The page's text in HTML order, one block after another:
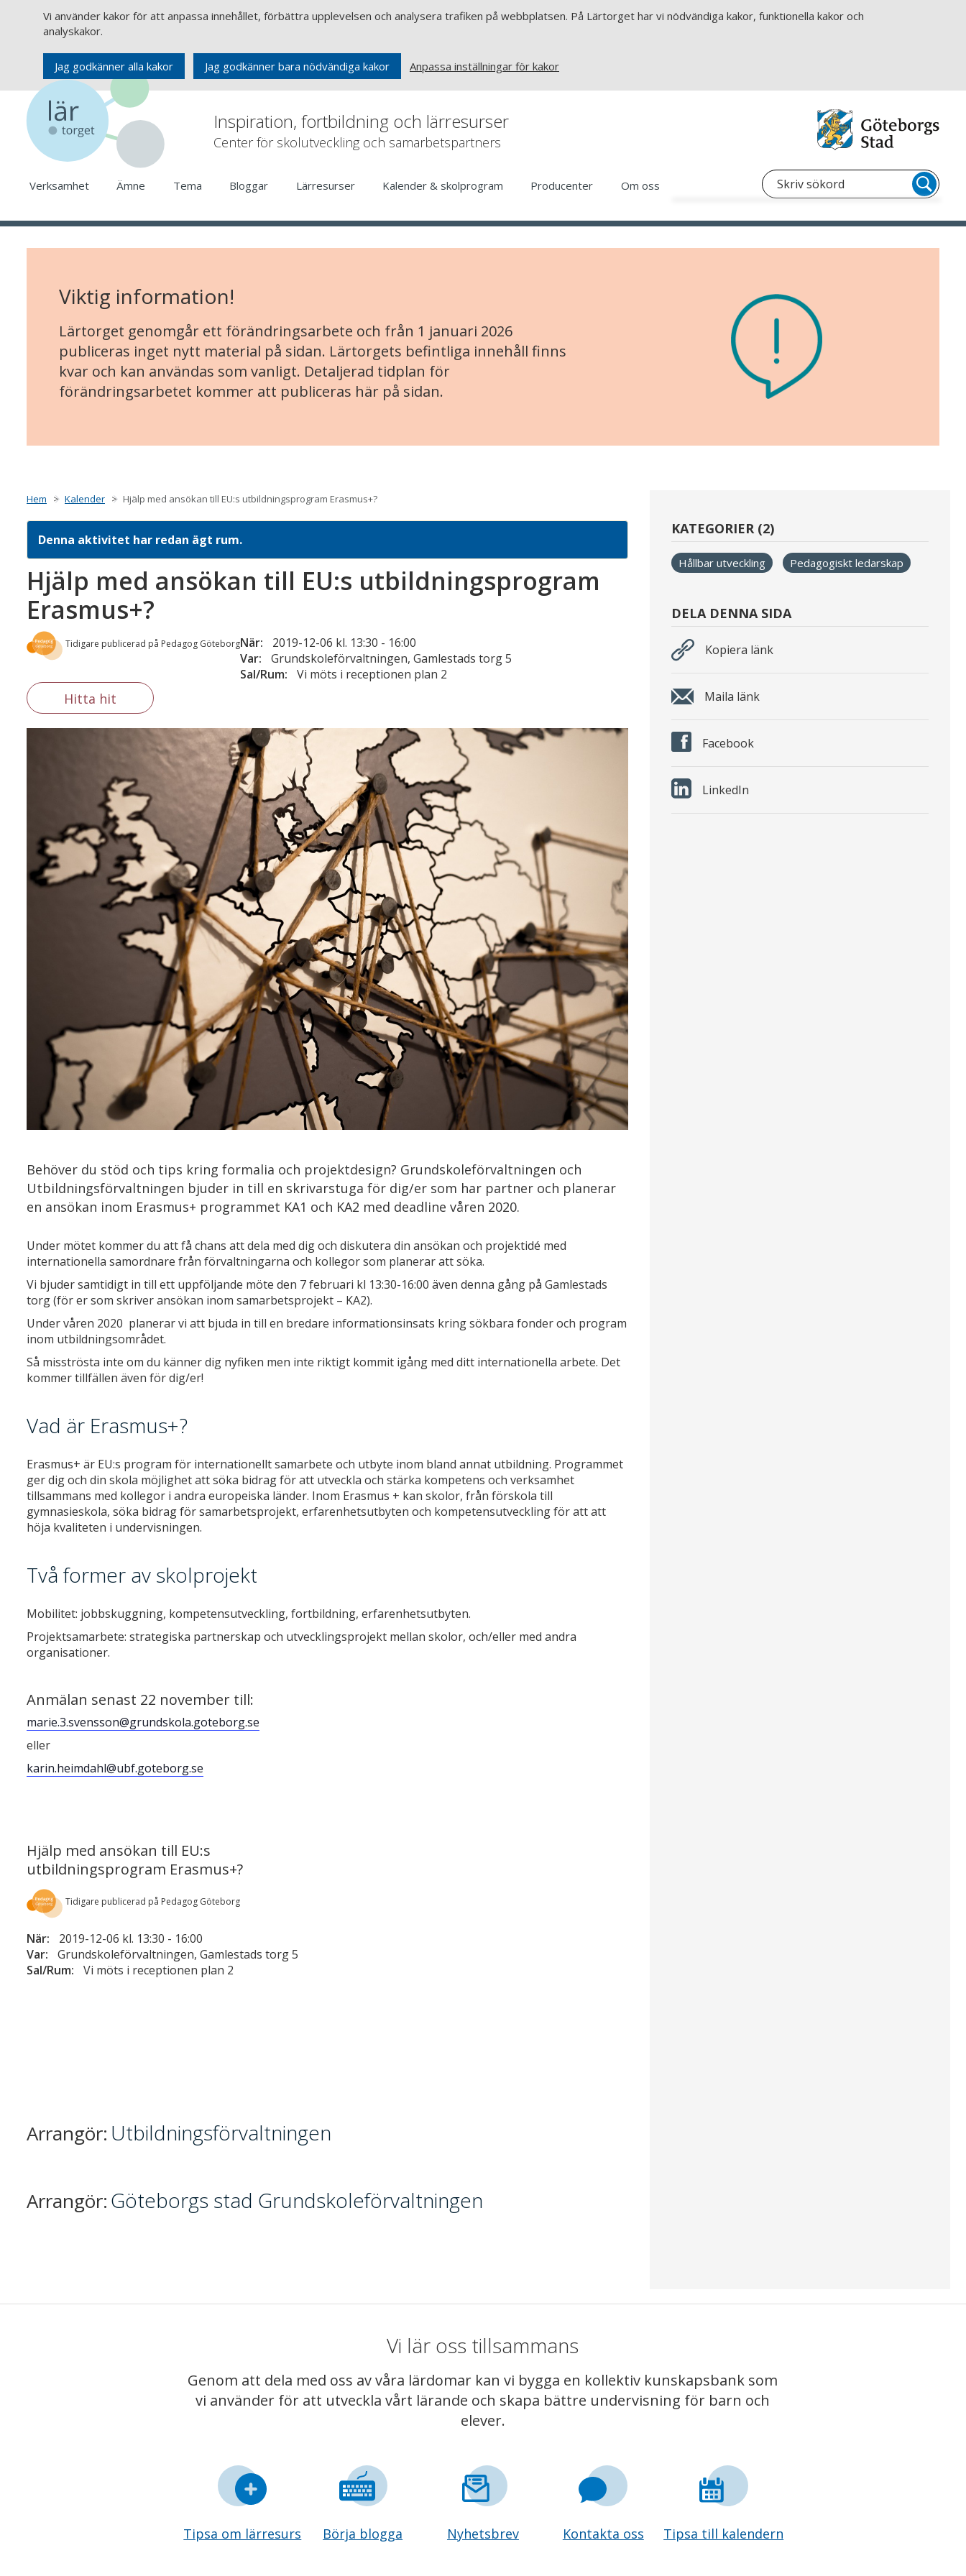
Vi använder kakor för att anpassa innehållet, förbättra upplevelsen och analysera trafiken på webbplatsen. På Lärtorget har vi nödvändiga kakor, funktionella kakor och
analyskakor.
Jag godkänner alla kakor Jag godkänner bara nödvändiga kakor Anpassa inställningar för kakor
Inspiration, fortbildning och lärresurser
Center för skolutveckling och samarbetspartners
Verksamhet Ämne Tema Bloggar Lärresurser Kalender & skolprogram Producenter Om oss
Viktig information!
Lärtorget genomgår ett förändringsarbete och från 1 januari 2026
publiceras inget nytt material på sidan. Lärtorgets befintliga innehåll finns
kvar och kan användas som vanligt. Detaljerad tidplan för
förändringsarbetet kommer att publiceras här på sidan.
Hem Kalender Hjälp med ansökan till EU:s utbildningsprogram Erasmus+?
Denna aktivitet har redan ägt rum.
Hjälp med ansökan till EU:s utbildningsprogram
Erasmus+?
Tidigare publicerad på Pedagog GöteborgNär: 2019-12-06 kl. 13:30 - 16:00
Var:
Grundskoleförvaltningen, Gamlestads torg 5
Sal/Rum:
Vi möts i receptionen plan 2
Hitta hit
Behöver du stöd och tips kring formalia och projektdesign? Grundskoleförvaltningen och
Utbildningsförvaltningen bjuder in till en skrivarstuga för dig/er som har partner och planerar
en ansökan inom Erasmus+ programmet KA1 och KA2 med deadline våren 2020.
Under mötet kommer du att få chans att dela med dig och diskutera din ansökan och projektidé med
internationella samordnare från förvaltningarna och kollegor som planerar att söka.
Vi bjuder samtidigt in till ett uppföljande möte den 7 februari kl 13:30-16:00 även denna gång på Gamlestads
torg (för er som skriver ansökan inom samarbetsprojekt – KA2).
Under våren 2020 planerar vi att bjuda in till en bredare informationsinsats kring sökbara fonder och program
inom utbildningsområdet.
Så misströsta inte om du känner dig nyfiken men inte riktigt kommit igång med ditt internationella arbete. Det
kommer tillfällen även för dig/er!
Vad är Erasmus+?
Erasmus+ är EU:s program för internationellt samarbete och utbyte inom bland annat utbildning. Programmet
ger dig och din skola möjlighet att söka bidrag för att utveckla och stärka kompetens och verksamhet
tillsammans med kollegor i andra europeiska länder. Inom Erasmus + kan skolor, från förskola till
gymnasieskola, söka bidrag för samarbetsprojekt, erfarenhetsutbyten och kompetensutveckling för att att
höja kvaliteten i undervisningen.
Två former av skolprojekt
Mobilitet: jobbskuggning, kompetensutveckling, fortbildning, erfarenhetsutbyten.
Projektsamarbete: strategiska partnerskap och utvecklingsprojekt mellan skolor, och/eller med andra
organisationer.
Anmälan senast 22 november till:
marie.3.svensson@grundskola.goteborg.se
eller
karin.heimdahl@ubf.goteborg.se
Hjälp med ansökan till EU:s
utbildningsprogram Erasmus+?
Tidigare publicerad på Pedagog Göteborg
När: 2019-12-06 kl. 13:30 - 16:00
Var:
Grundskoleförvaltningen, Gamlestads torg 5
Sal/Rum:
Vi möts i receptionen plan 2
Arrangör: Utbildningsförvaltningen
Arrangör:Göteborgs stad Grundskoleförvaltningen
KATEGORIER (2)
Hållbar utveckling Pedagogiskt ledarskap
DELA DENNA SIDA
Kopiera länk
Maila länk
Facebook
LinkedIn
Vi lär oss tillsammans
Genom att dela med oss av våra lärdomar kan vi bygga en kollektiv kunskapsbank som
vi använder för att utveckla vårt lärande och skapa bättre undervisning för barn och
elever.
Tipsa om lärresurs Börja blogga Nyhetsbrev Kontakta oss Tipsa till kalendern